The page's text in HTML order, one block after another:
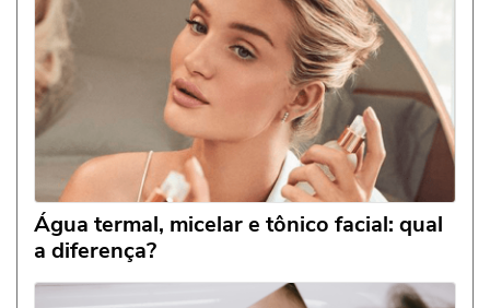
Água termal, micelar e tônico facial: qual
a diferença?